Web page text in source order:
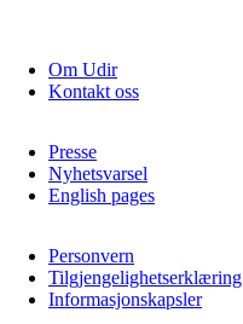
Om Udir
Kontakt oss
Presse
Nyhetsvarsel
English pages
Personvern
Tilgjengelighetserklæring
Informasjonskapsler